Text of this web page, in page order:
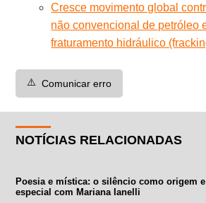
Cresce movimento global
não convencional de petróleo
fraturamento hidráulico
⚠️ Comunicar erro
NOTÍCIAS RELACIONADAS
Poesia e mística: o silêncio como origem
especial com Mariana Ianelli